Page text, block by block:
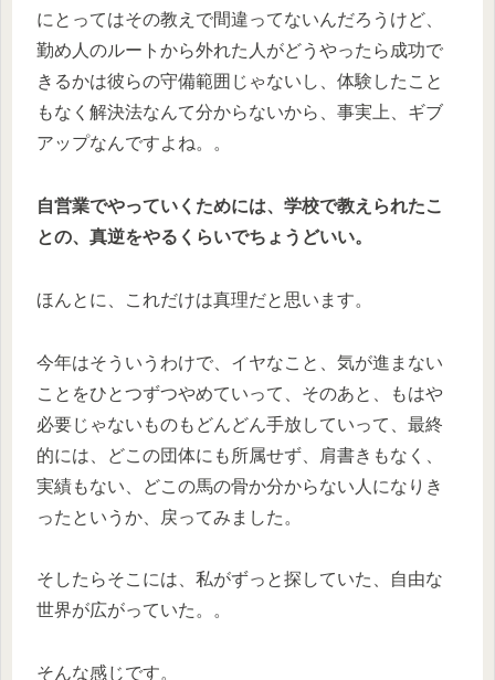
にとってはその教えで間違ってないんだろうけど、
勤め人のルートから外れた人がどうやったら成功で
きるかは彼らの守備範囲じゃないし、体験したこと
もなく解決法なんて分からないから、事実上、ギブ
アップなんですよね。。
自営業でやっていくためには、学校で教えられたこ
との、真逆をやるくらいでちょうどいい。
ほんとに、これだけは真理だと思います。
今年はそういうわけで、イヤなこと、気が進まない
ことをひとつずつやめていって、そのあと、もはや
必要じゃないものもどんどん手放していって、最終
的には、どこの団体にも所属せず、肩書きもなく、
実績もない、どこの馬の骨か分からない人になりき
ったというか、戻ってみました。
そしたらそこには、私がずっと探していた、自由な
世界が広がっていた。。
そんな感じです。